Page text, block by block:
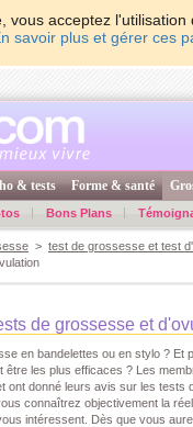
vous acceptez
savoir plus et gérer ces
& tests Forme & santé
Bons Plans
> test de grossesse et test
de grossesse et
en bandelettes ou en stylo ? Et
être les plus efficaces ? Les
ont donné leurs avis sur les tests
connaîtrez objectivement la
intéressent. Dès que vous